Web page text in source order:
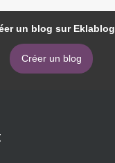
un blog sur Eklablog
Créer un blog